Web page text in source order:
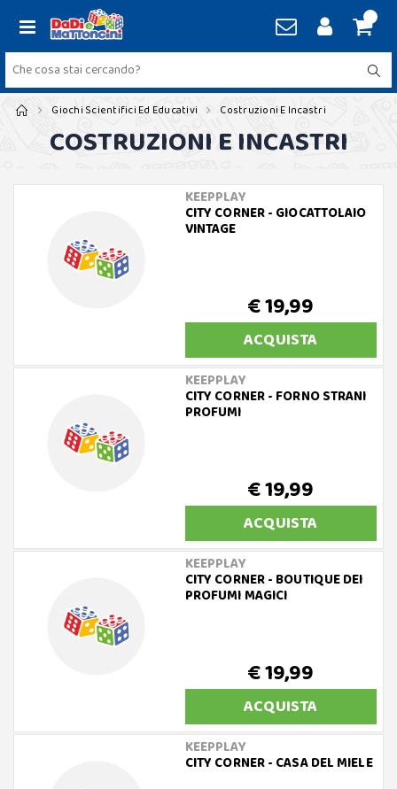
Giochi Scientifici Ed Educativi Costruzioni E Incastri
COSTRUZIONI E INCASTRI
KEEPPLAY
CITY CORNER - GIOCATTOLAIO
VINTAGE
€ 19,99
ACQUISTA
KEEPPLAY
CITY CORNER - FORNO STRANI
PROFUMI
€ 19,99
ACQUISTA
KEEPPLAY
CITY CORNER - BOUTIQUE DEI
PROFUMI MAGICI
€ 19,99
ACQUISTA
KEEPPLAY
CITY CORNER - CASA DEL MIELE